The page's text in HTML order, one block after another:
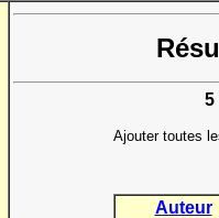
5
Ajouter toutes
Auteur